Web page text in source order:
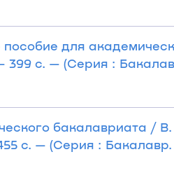
для
с. — (Серия :
бакалавриата /
с. — (Серия :